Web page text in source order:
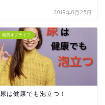
2019年8月25日
糖質オフライフ
尿は健康でも泡立つ！